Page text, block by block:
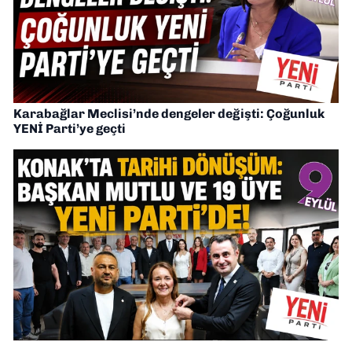
Karabağlar Meclisi’nde dengeler değişti: Çoğunluk
YENİ Parti’ye geçti